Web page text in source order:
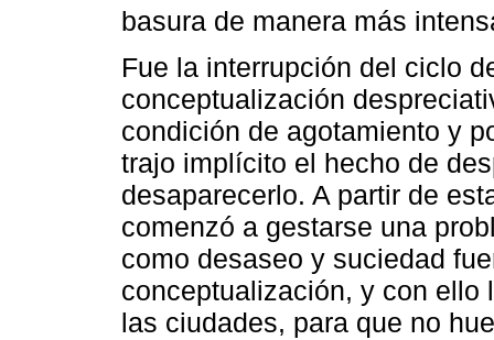
basura de manera más
Fue la interrupción del ciclo
conceptualización
condición de agotamiento y
trajo implícito el hecho de
desaparecerlo. A partir de
comenzó a gestarse una
como desaseo y suciedad
conceptualización, y con ello
las ciudades, para que no